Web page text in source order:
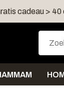
cadeau > 40